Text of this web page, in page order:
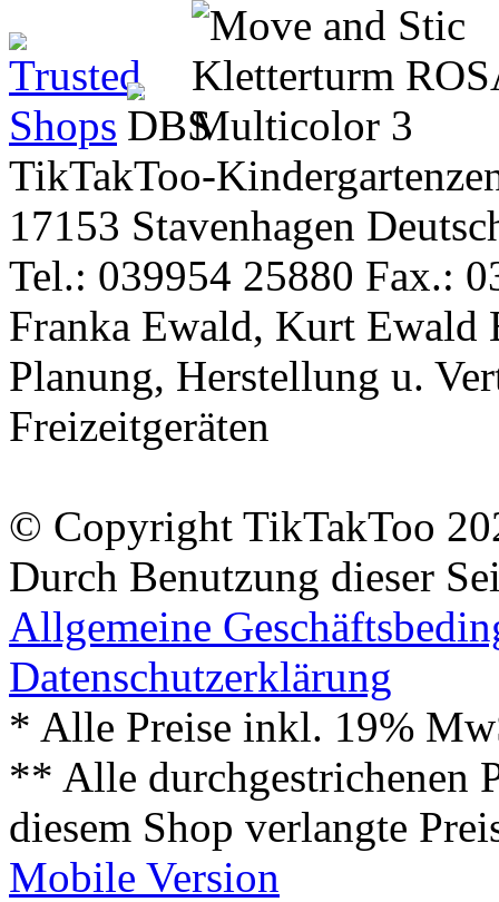
TikTakToo-
17153 Stavenhagen
Tel.: 039954 25880 Fax.:
Franka Ewald, Kurt Ewald
Planung, Herstellung u.
Freizeitgeräten
© Copyright TikTakToo
Durch Benutzung dieser
Allgemeine
Datenschutzerklärung
* Alle Preise inkl. 19%
** Alle durchgestrichenen
diesem Shop verlangte
Mobile Version